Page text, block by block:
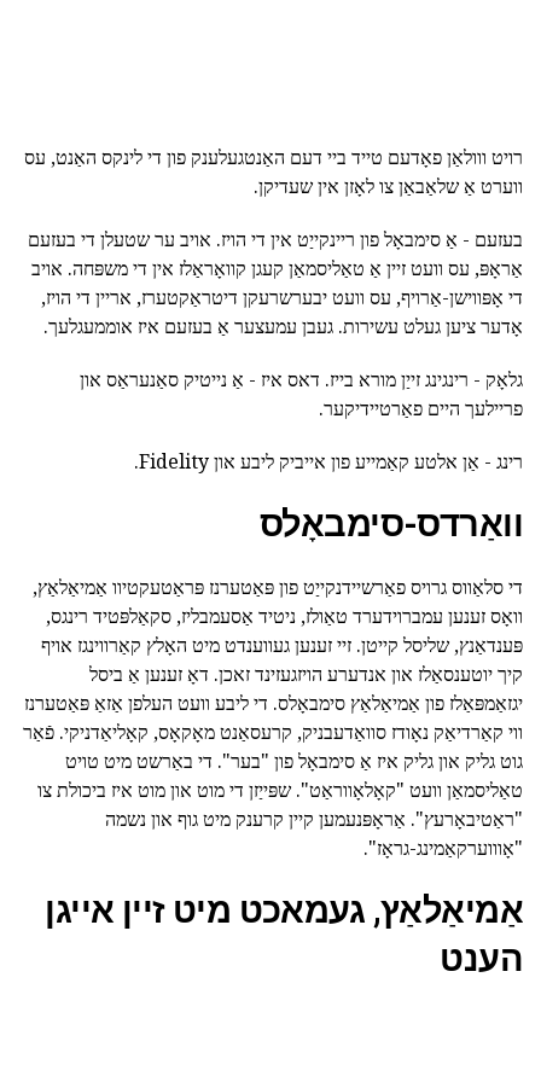
רויט ווולאַן פאָדעם טייד ביי דעם האַנטגעלענק פון די לינקס האַנט, עס
ווערט אַ שלאַבאַן צו לאָזן אין שעדיקן.
בעזעם - אַ סימבאָל פון ריינקייַט אין די הויז. אויב ער שטעלן די בעזעם
אַראָפּ, עס וועט זיין אַ טאַליסמאַן קעגן קוואָראַלז אין די משפּחה. אויב
די אָפּווישן-אַרויף, עס וועט יבערשרעקן דיטראַקטערז, אריין די הויז,
אָדער ציען געלט עשירות. געבן עמעצער אַ בעזעם איז אוממעגלעך.
גלאָק - רינגינג זייַן מורא בייז. דאס איז - אַ נייטיק סאַנעראַס און
פריילעך היים פאַרטיידיקער.
רינג - אַן אלטע קאַמייע פון אייביק ליבע און Fidelity.
וואַרדס-סימבאָלס
די סלאַווס גרויס פאַרשיידנקייַט פון פּאַטערנז פּראַטעקטיוו אַמיאַלאַץ,
וואָס זענען עמברוידערד טאַולז, ניטיד אַסעמבליז, סקאַלפּטיד רינגס,
פּענדאַנץ, שליסל קייטן. זיי זענען געווענדט מיט האָלץ קאַרווינגז אויף
קיך יוטענסאַלז און אנדערע הויזגעזינד זאכן. דאָ זענען אַ ביסל
יגזאַמפּאַלז פון אַמיאַלאַץ סימבאָלס. די ליבע וועט העלפן אַזאַ פּאַטערנז
ווי קאַרדיאַק נאָודז סוואַדעבניק, קרעסאַנט מאָקאָס, קאָליאַדניקי. פֿאַר
גוט גליק און גליק איז אַ סימבאָל פון "בער". די באַרשט מיט טויט
טאַליסמאַן וועט "קאָלאָווראַט". שפּייַזן די מוט און מוט איז ביכולת צו
"ראַטיבאָרעץ". אַראָפּנעמען קיין קרענק מיט גוף און נשמה
"אָוווערקאַמינג-גראָז".
אַמיאַלאַץ, געמאכט מיט זיין אייגן
הענט